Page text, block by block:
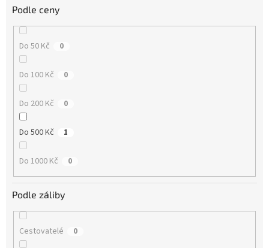
Podle ceny
Do 50 Kč 0
Do 100 Kč 0
Do 200 Kč 0
Do 500 Kč 1
Do 1000 Kč 0
Podle záliby
Cestovatelé 0